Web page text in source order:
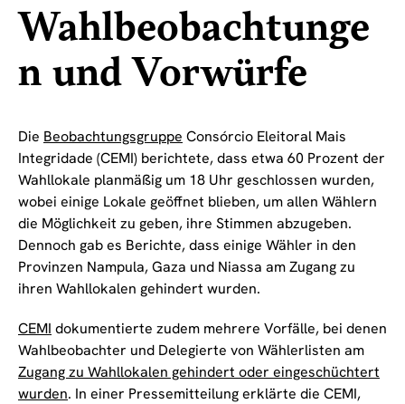
Wahlbeobachtunge
n und Vorwürfe
Die Beobachtungsgruppe Consórcio Eleitoral Mais
Integridade (CEMI) berichtete, dass etwa 60 Prozent der
Wahllokale planmäßig um 18 Uhr geschlossen wurden,
wobei einige Lokale geöffnet blieben, um allen Wählern
die Möglichkeit zu geben, ihre Stimmen abzugeben.
Dennoch gab es Berichte, dass einige Wähler in den
Provinzen Nampula, Gaza und Niassa am Zugang zu
ihren Wahllokalen gehindert wurden.
CEMI dokumentierte zudem mehrere Vorfälle, bei denen
Wahlbeobachter und Delegierte von Wählerlisten am
Zugang zu Wahllokalen gehindert oder eingeschüchtert
wurden. In einer Pressemitteilung erklärte die CEMI,